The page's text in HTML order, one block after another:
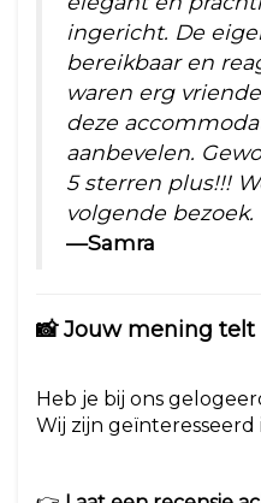
ingericht. De
bereikbaar en
waren erg
deze
aanbevelen.
5 sterren plus!!!
volgende bezoek.
—Samra
📸 Jouw mening telt
Heb je bij ons
Wij zijn geïnteresseerd